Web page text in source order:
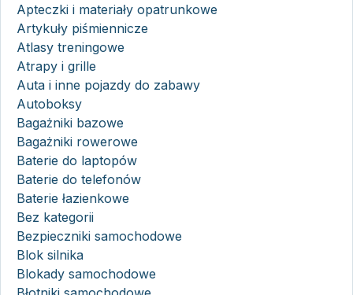
Apteczki i materiały opatrunkowe
Artykuły piśmiennicze
Atlasy treningowe
Atrapy i grille
Auta i inne pojazdy do zabawy
Autoboksy
Bagażniki bazowe
Bagażniki rowerowe
Baterie do laptopów
Baterie do telefonów
Baterie łazienkowe
Bez kategorii
Bezpieczniki samochodowe
Blok silnika
Blokady samochodowe